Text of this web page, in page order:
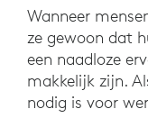
Wanneer
ze gewoon dat
een naadloze
makkelijk zijn.
nodig is voor